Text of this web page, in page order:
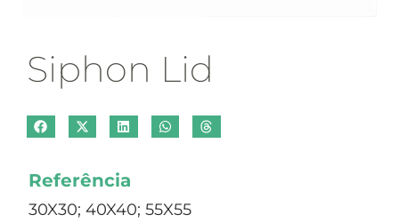
Siphon Lid
Referência
30X30; 40X40; 55X55